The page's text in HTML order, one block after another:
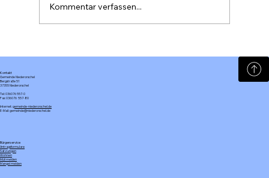
Kommentar verfassen...
Kontakt
Gemeinde Niederorschel
Bergstraße 51
37355 Niederorschel
Tel: 036076 557-0
Fax: 036076 557-80
Internet:gemeinde-niederorschel.de
E-Mail: gemeinde@niederorschel.de
Bürgerservice
Antragsformulare
Satzungen
Wohnen
Müll melden
Mangel melden